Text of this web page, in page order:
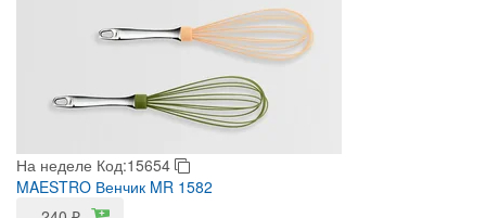
На неделе Код:15654
MAESTRO Венчик MR 1582